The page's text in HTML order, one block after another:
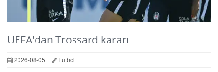
UEFA'dan Trossard kararı
2026-08-05 Futbol